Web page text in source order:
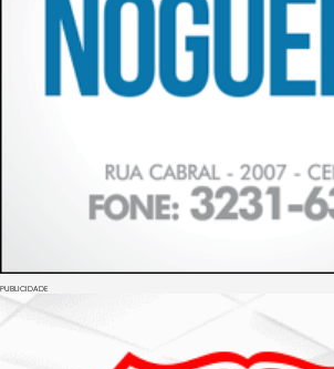
PUBLICIDADE